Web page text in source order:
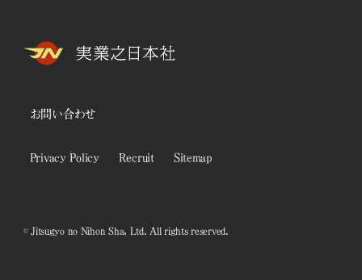
お問い合わせ
Privacy Policy Recruit Sitemap
© Jitsugyo no Nihon Sha, Ltd. All rights reserved.